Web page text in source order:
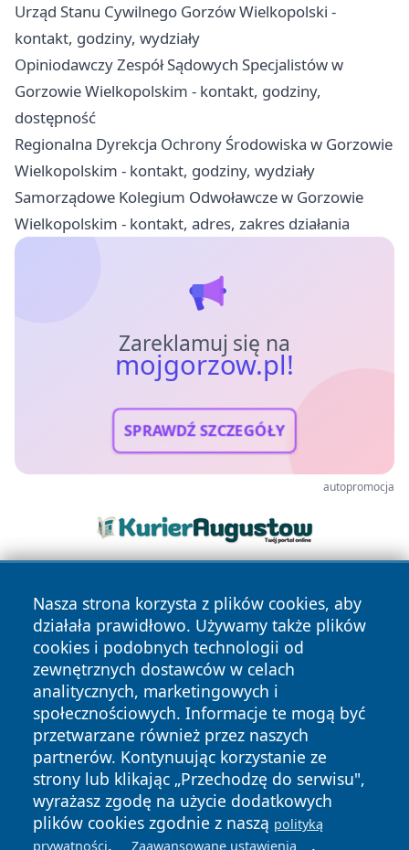
Urząd Stanu Cywilnego Gorzów Wielkopolski -
kontakt, godziny, wydziały
Opiniodawczy Zespół Sądowych Specjalistów w
Gorzowie Wielkopolskim - kontakt, godziny,
dostępność
Regionalna Dyrekcja Ochrony Środowiska w Gorzowie
Wielkopolskim - kontakt, godziny, wydziały
Samorządowe Kolegium Odwoławcze w Gorzowie
Wielkopolskim - kontakt, adres, zakres działania
Zareklamuj się na
mojgorzow.pl!
SPRAWDŹ SZCZEGÓŁY
autopromocja
Nasza strona korzysta z plików cookies, aby
działała prawidłowo. Używamy także plików
cookies i podobnych technologii od
zewnętrznych dostawców w celach
analitycznych, marketingowych i
społecznościowych. Informacje te mogą być
przetwarzane również przez naszych
partnerów. Kontynuując korzystanie ze
strony lub klikając „Przechodzę do serwisu",
wyrażasz zgodę na użycie dodatkowych
plików cookies zgodnie z naszą polityką
prywatności. Zaawansowane ustawienia .
Copyright © 2026 mojgorzow.pl Wszystkie prawa zastrzeżone.
News Autorzy
Polityka
Prywatności
Polityka
Cookies